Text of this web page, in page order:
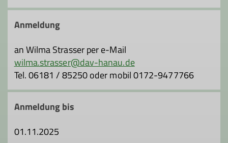
Einmal im Monat wird eine Wanderung in
der näheren und weiteren Umgebung
durchgeführt, z.B. in den Spessart,
Odenwald, Taunus, Vogelsberg und in die
Rhön.
Anmeldung
an Wilma Strasser per e-Mail
wilma.strasser@dav-hanau.de
Tel. 06181 / 85250 oder mobil 0172-9477766
Anmeldung bis
01.11.2025